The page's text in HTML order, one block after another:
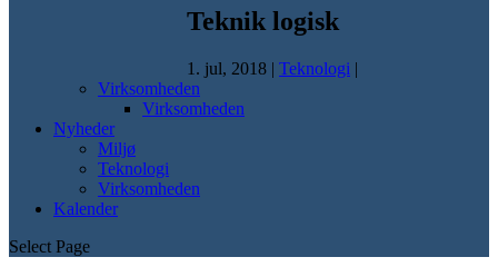
Teknik logisk
1. jul, 2018 | Teknologi |
Virksomheden
Virksomheden
Nyheder
Miljø
Teknologi
Virksomheden
Kalender
Select Page